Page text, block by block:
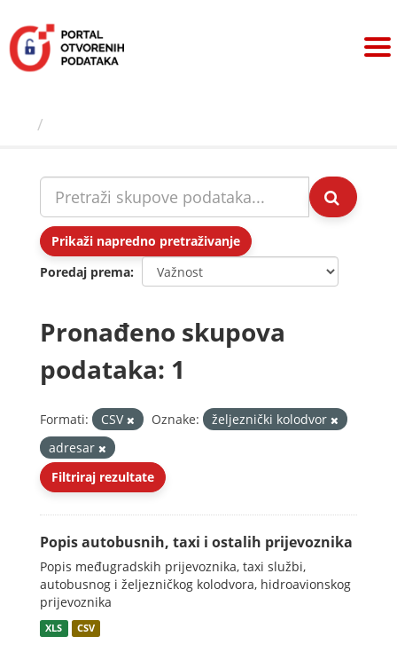
sadržaj
Prikaži napredno pretraživanje
Poredaj prema
Pronađeno skupova
podataka: 1
Formati: CSV Oznake:
željeznički kolodvor
adresar
Filtriraj rezultate
Popis autobusnih, taxi i ostalih prijevoznika
Popis međugradskih prijevoznika, taxi službi,
autobusnog i željezničkog kolodvora, hidroavionskog
prijevoznika
XLS CSV